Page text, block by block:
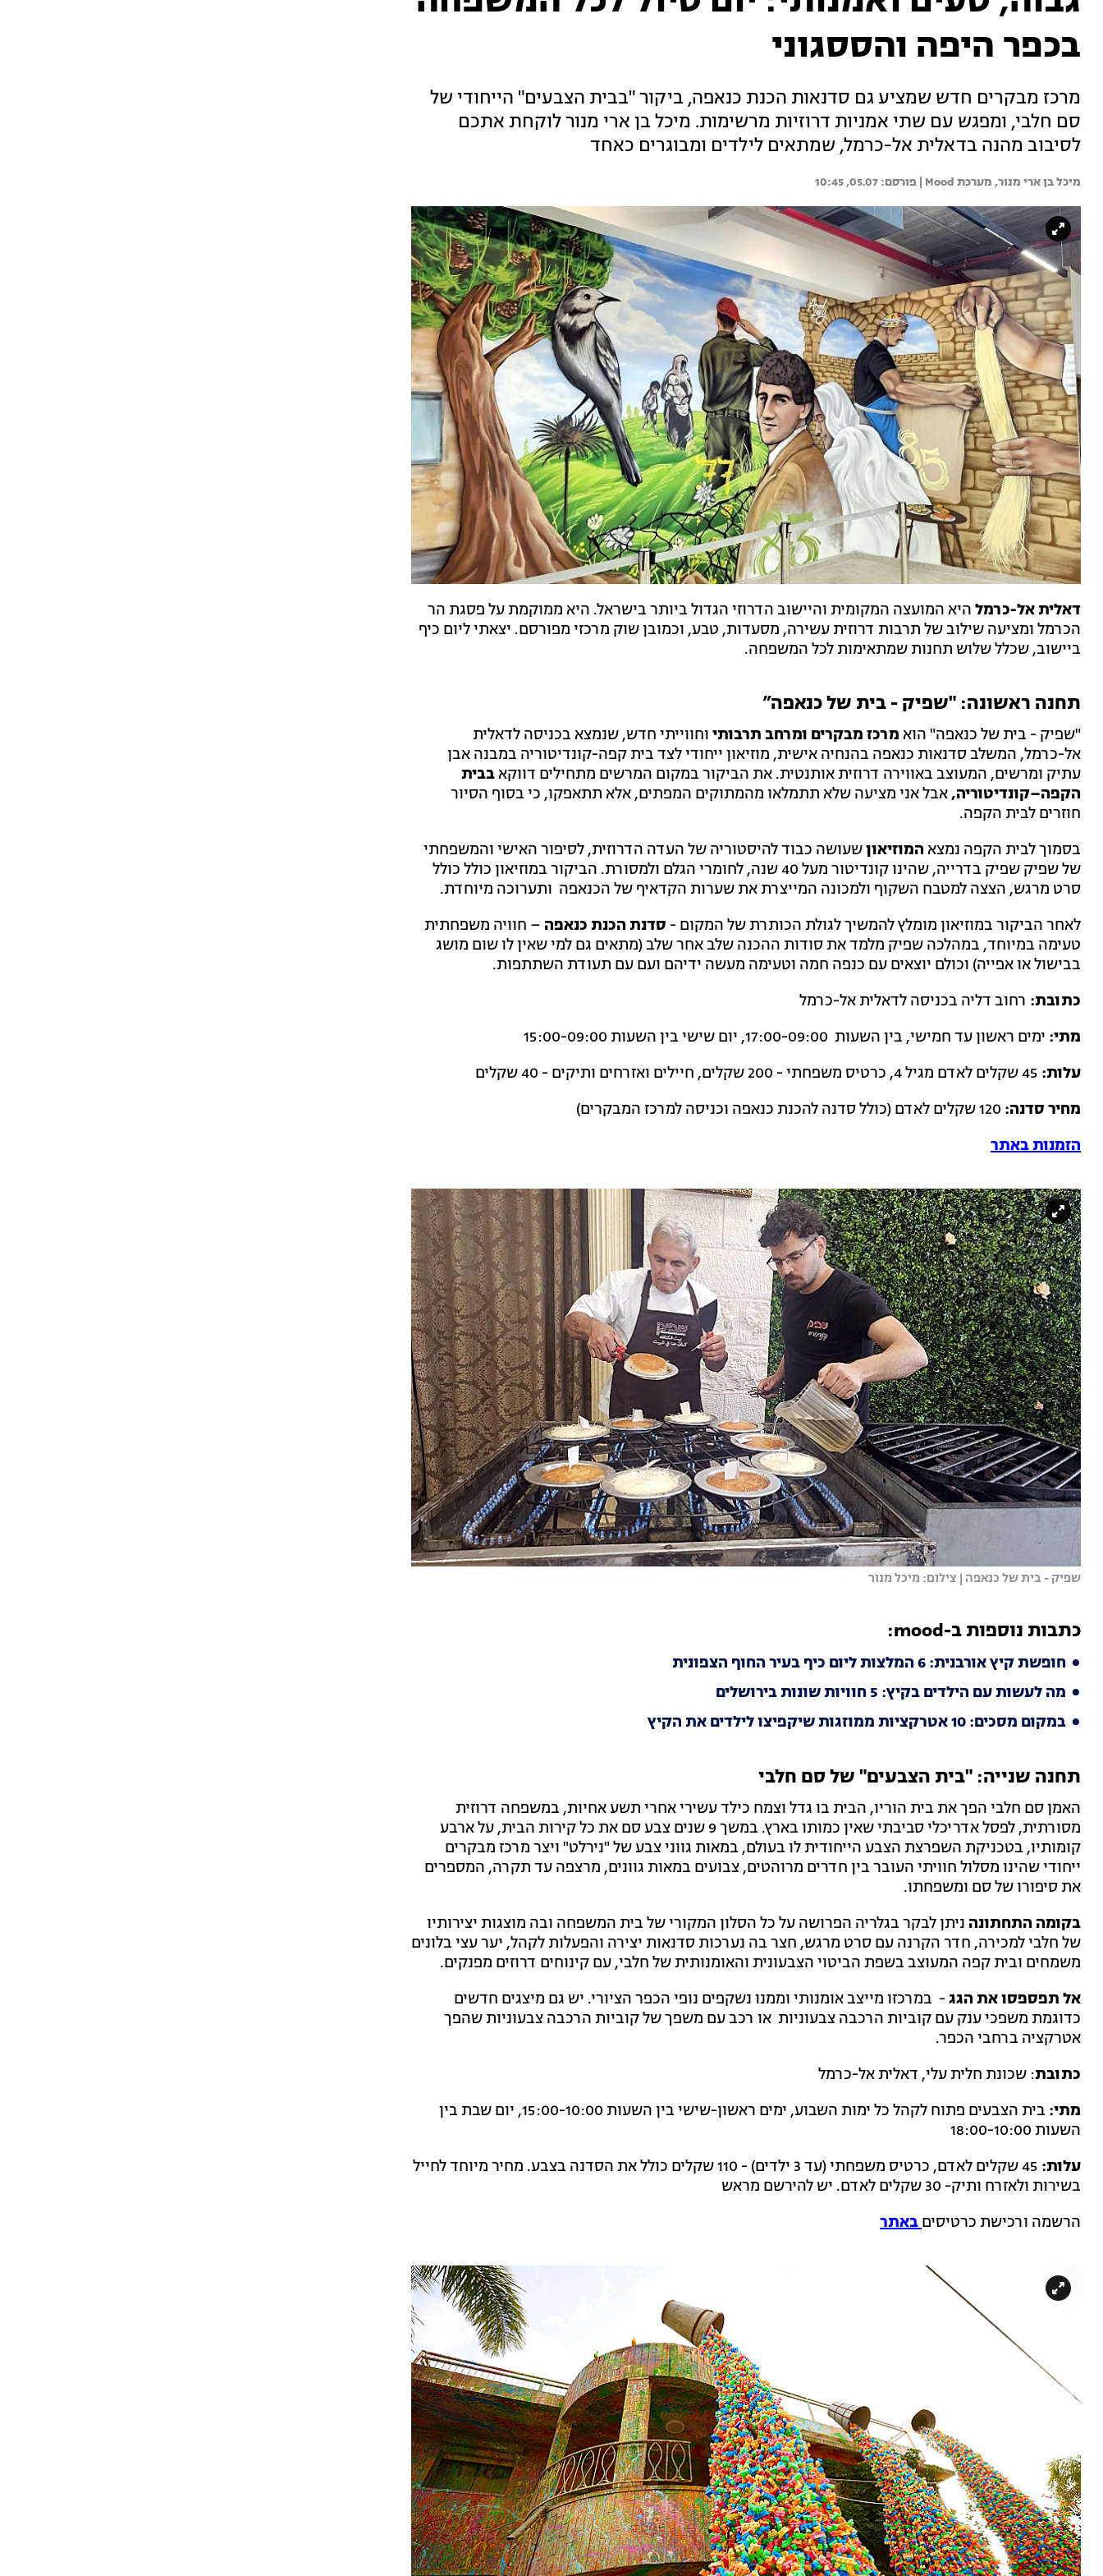
בכפר היפה והססגוני
מרכז מבקרים חדש שמציע גם סדנאות הכנת כנאפה, ביקור "בבית הצבעים" הייחודי של
סם חלבי, ומפגש עם שתי אמניות דרוזיות מרשימות. מיכל בן ארי מנור לוקחת אתכם
לסיבוב מהנה בדאלית אל-כרמל, שמתאים לילדים ומבוגרים כאחד
מיכל בן ארי מנור, מערכת Mood | 05.07, 10:45
דאלית אל-כרמל היא המועצה המקומית והיישוב הדרוזי הגדול ביותר בישראל. היא ממוקמת על פסגת הר
הכרמל ומציעה שילוב של תרבות דרוזית עשירה, מסעדות, טבע, וכמובן שוק מרכזי מפורסם. יצאתי ליום כיף
ביישוב, שכלל שלוש תחנות שמתאימות לכל המשפחה.
תחנה ראשונה: "שפיק - בית של כנאפה”
"שפיק - בית של כנאפה" הוא מרכז מבקרים ומרחב תרבותי וחווייתי חדש, שנמצא בכניסה לדאלית
אל-כרמל, המשלב סדנאות כנאפה בהנחיה אישית, מוזיאון ייחודי לצד בית קפה-קונדיטוריה במבנה אבן
עתיק ומרשים, המעוצב באווירה דרוזית אותנטית. את הביקור במקום המרשים מתחילים דווקאבבית
הקפה–קונדיטוריה,אבל אני מציעה שלא תתמלאו מהמתוקים המפתים, אלא תתאפקו, כי בסוף הסיור
חוזרים לבית הקפה.
בסמוך לבית הקפה נמצא המוזיאוןשעושה כבוד להיסטוריה של העדה הדרוזית, לסיפור האישי והמשפחתי
של שפיק שפיק בדרייה, שהינו קונדיטור מעל 40 שנה, לחומרי הגלם ולמסורת. הביקור במוזיאון כולל כולל
סרט מרגש, הצצה למטבח השקוף ולמכונה המייצרת את שערות הקדאיף של הכנאפה ותערוכה מיוחדת.
לאחר הביקור במוזיאון מומלץ להמשיך לגולת הכותרת של המקום - סדנת הכנת כנאפה – חוויה משפחתית
טעימה במיוחד, במהלכה שפיק מלמד את סודות ההכנה שלב אחר שלב (מתאים גם למי שאין לו שום מושג
בבישול או אפייה) וכולם יוצאים עם כנפה חמה וטעימה מעשה ידיהם ועם עם תעודת השתתפות.
כתובת: רחוב דליה בכניסה לדאלית אל-כרמל
מתי: ימים ראשון עד חמישי, בין השעות 17:00-09:00, יום שישי בין השעות 15:00-09:00
עלות:
מחיר סדנה:
הזמנות באתר
שפיק - בית של כנאפה | צילום: מיכל מנור
כתבות נוספות ב-mood:
חופשת קיץ אורבנית: 6 המלצות ליום כיף בעיר החוף הצפונית
מה לעשות עם הילדים בקיץ: 5 חוויות שונות בירושלים
במקום מסכים: 10 אטרקציות ממוזגות שיקפיצו לילדים את הקיץ
תחנה שנייה: "בית הצבעים" של סם חלבי
האמן סם חלבי הפך את בית הוריו, הבית בו גדל וצמח כילד עשירי אחרי תשע אחיות, במשפחה דרוזית
מסורתית, לפסל אדריכלי סביבתי שאין כמותו בארץ. במשך 9 שנים צבע סם את כל קירות הבית, על ארבע
קומותיו, בטכניקת השפרצת הצבע הייחודית לו בעולם, במאות גווני צבע של "נירלט" ויצר מרכז מבקרים
ייחודי שהינו מסלול חוויתי העובר בין חדרים מרוהטים, צבועים במאות גוונים, מרצפה עד תקרה, המספרים
את סיפורו של סם ומשפחתו.
בקומה התחתונה ניתן לבקר בגלריה הפרושה על כל הסלון המקורי של בית המשפחה ובה מוצגות יצירותיו
של חלבי למכירה, חדר הקרנה עם סרט מרגש, חצר בה נערכות סדנאות יצירה והפעלות לקהל, יער עצי בלונים
משמחים ובית קפה המעוצב בשפת הביטוי הצבעונית והאומנותית של חלבי, עם קינוחים דרוזים מפנקים.
אל תפספסו את הגג - במרכזו מייצב אומנותי וממנו נשקפים נופי הכפר הציורי. יש גם מיצגים חדשים
כדוגמת משפכי ענק עם קוביות הרכבה צבעוניות או רכב עם משפך של קוביות הרכבה צבעוניות שהפך
אטרקציה ברחבי הכפר.
כתובת: שכונת חלית עלי, דאלית אל-כרמל
מתי:
בית הצבעים פתוח לקהל כל ימות השבוע, ימים ראשון-שישי בין השעות 15:00-10:00, יום שבת בין
השעות 18:00-10:00
עלות:
45 שקלים לאדם, כרטיס משפחתי (עד 3 ילדים) - 110 שקלים כולל את הסדנה בצבע. מחיר מיוחד לחייל
בשירות ולאזרח ותיק- 30 שקלים לאדם. יש להירשם מראש
הרשמה ורכישת כרטיסים באתר